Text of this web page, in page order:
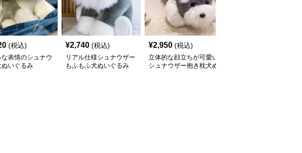
(税込)
な表情のシュナウ
ぬいぐるみ
¥2,740 (税込)
リアル仕様シュナウザー
もふもふ犬ぬいぐるみ
¥2,950 (税込)
立体的な顔立ちが可愛い
シュナウザー抱き枕犬ぬ